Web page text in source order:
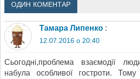
ОДИН КОМЕНТАР
Тамара Липенко :
12.07.2016 о 20:40
Сьогодні,проблема взаємодії
набула особливої гостроти.